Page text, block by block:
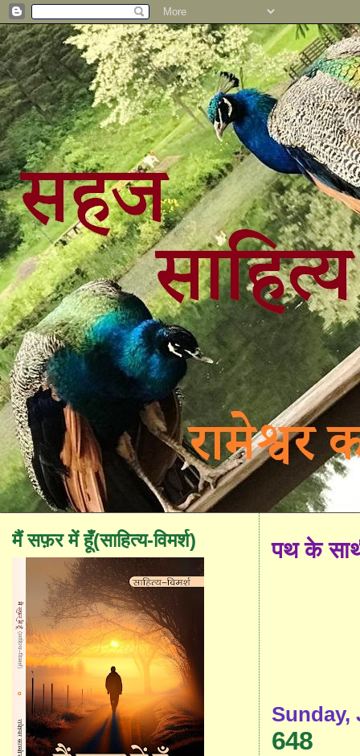
पथ के
Sunday,
648
मैं सफ़र में हूँ(साहित्य-विमर्श)